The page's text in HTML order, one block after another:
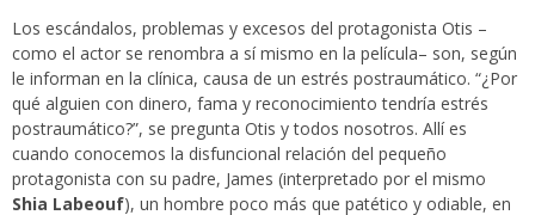
Los escándalos, problemas y excesos del protagonista Otis –
como el actor se renombra a sí mismo en la película– son, según
le informan en la clínica, causa de un estrés postraumático. “¿Por
qué alguien con dinero, fama y reconocimiento tendría estrés
postraumático?”, se pregunta Otis y todos nosotros. Allí es
cuando conocemos la disfuncional relación del pequeño
protagonista con su padre, James (interpretado por el mismo
Shia Labeouf), un hombre poco más que patético y odiable, en